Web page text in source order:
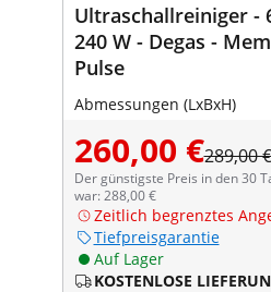
Ultraschallreiniger -
240 W - Degas -
Pulse
Abmessungen (LxBxH)
260,00 €289,00 €
Der günstigste Preis in den 30
war: 288,00 €
Zeitlich begrenztes
Tiefpreisgarantie
Auf Lager
KOSTENLOSE